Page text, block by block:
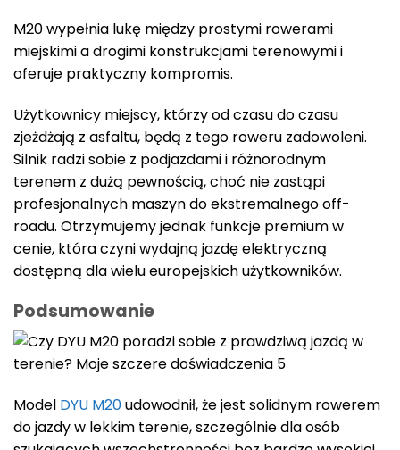
M20 wypełnia lukę między prostymi rowerami
miejskimi a drogimi konstrukcjami terenowymi i
oferuje praktyczny kompromis.
Użytkownicy miejscy, którzy od czasu do czasu
zjeżdżają z asfaltu, będą z tego roweru zadowoleni.
Silnik radzi sobie z podjazdami i różnorodnym
terenem z dużą pewnością, choć nie zastąpi
profesjonalnych maszyn do ekstremalnego off-
roadu. Otrzymujemy jednak funkcje premium w
cenie, która czyni wydajną jazdę elektryczną
dostępną dla wielu europejskich użytkowników.
Podsumowanie
Model DYU M20udowodnił, że jest solidnym rowerem
do jazdy w lekkim terenie, szczególnie dla osób